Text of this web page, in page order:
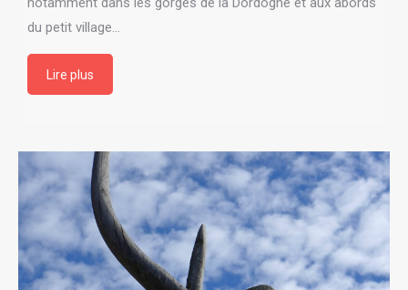
du petit village…
Lire plus